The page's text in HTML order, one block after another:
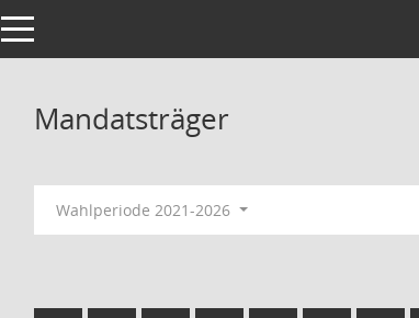
Toggle navigation
Mandatsträger
Wahlperiode 2021-2026